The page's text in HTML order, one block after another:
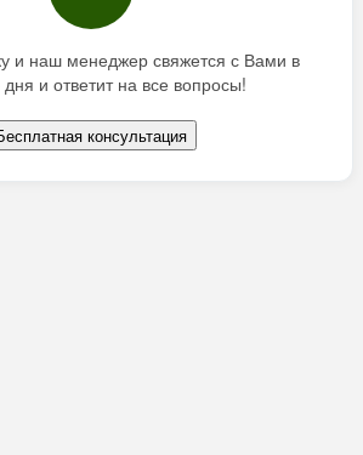
и наш менеджер свяжется с Вами в
и ответит на все вопросы!
консультация